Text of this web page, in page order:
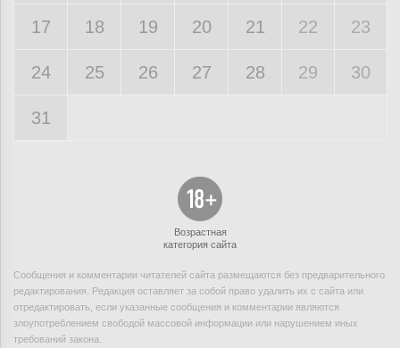
17 18 19 20 21 22 23
24 25 26 27 28 29 30
31
Возрастная
категория сайта
Сообщения и комментарии читателей сайта размещаются без предварительного
редактирования. Редакция оставляет за собой право удалить их с сайта или
отредактировать, если указанные сообщения и комментарии являются
злоупотреблением свободой массовой информации или нарушением иных
требований закона.